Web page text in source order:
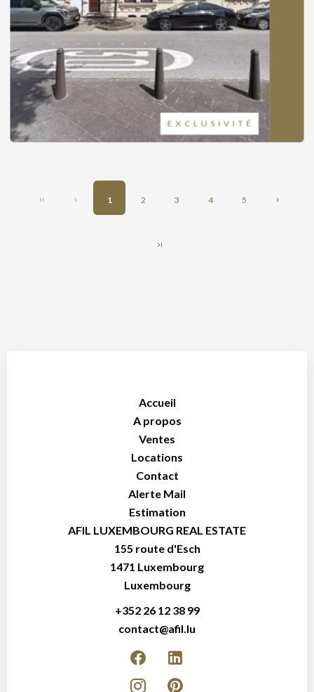
EXCLUSIVITÉ
1 2 3 4 5
Accueil
A propos
Ventes
Locations
Contact
Alerte Mail
Estimation
AFIL LUXEMBOURG REAL ESTATE
155 route d'Esch
1471 Luxembourg
Luxembourg
+352 26 12 38 99
contact@afil.lu